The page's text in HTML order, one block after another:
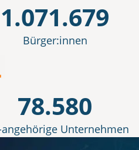
1.071.679
Bürger:innen
78.580
angehörige Unternehmen